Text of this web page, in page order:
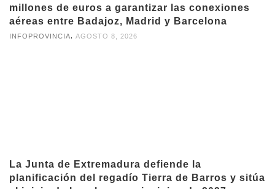
millones de euros a garantizar las conexiones
aéreas entre Badajoz, Madrid y Barcelona
INFOPROVINCIA AGOSTO 8, 2026
La Junta de Extremadura defiende la
planificación del regadío Tierra de Barros y sitúa